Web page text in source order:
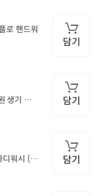
로 핸드워
매드 핸
향)
담기
생기 넘
담기
디워시 (산
담기